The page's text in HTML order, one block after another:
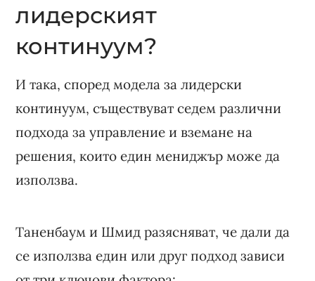
лидерският
континуум?
И така, според модела за лидерски
континуум, съществуват седем различни
подхода за управление и вземане на
решения, които един мениджър може да
използва.
Таненбаум и Шмид разясняват, че дали да
се използва един или друг подход зависи